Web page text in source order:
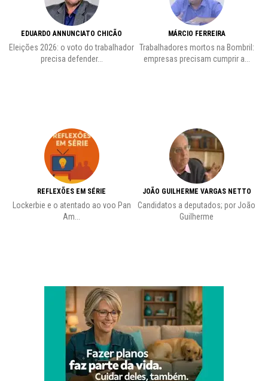
EDUARDO ANNUNCIATO CHICÃO
Eleições 2026: o voto do trabalhador
precisa defender...
REFLEXÕES EM SÉRIE
Lockerbie e o atentado ao voo Pan
Am...
MÁRCIO FERREIRA
Trabalhadores mortos na Bombril:
empresas precisam cumprir a...
JOÃO GUILHERME VARGAS NETTO
Candidatos a deputados; por João
Guilherme